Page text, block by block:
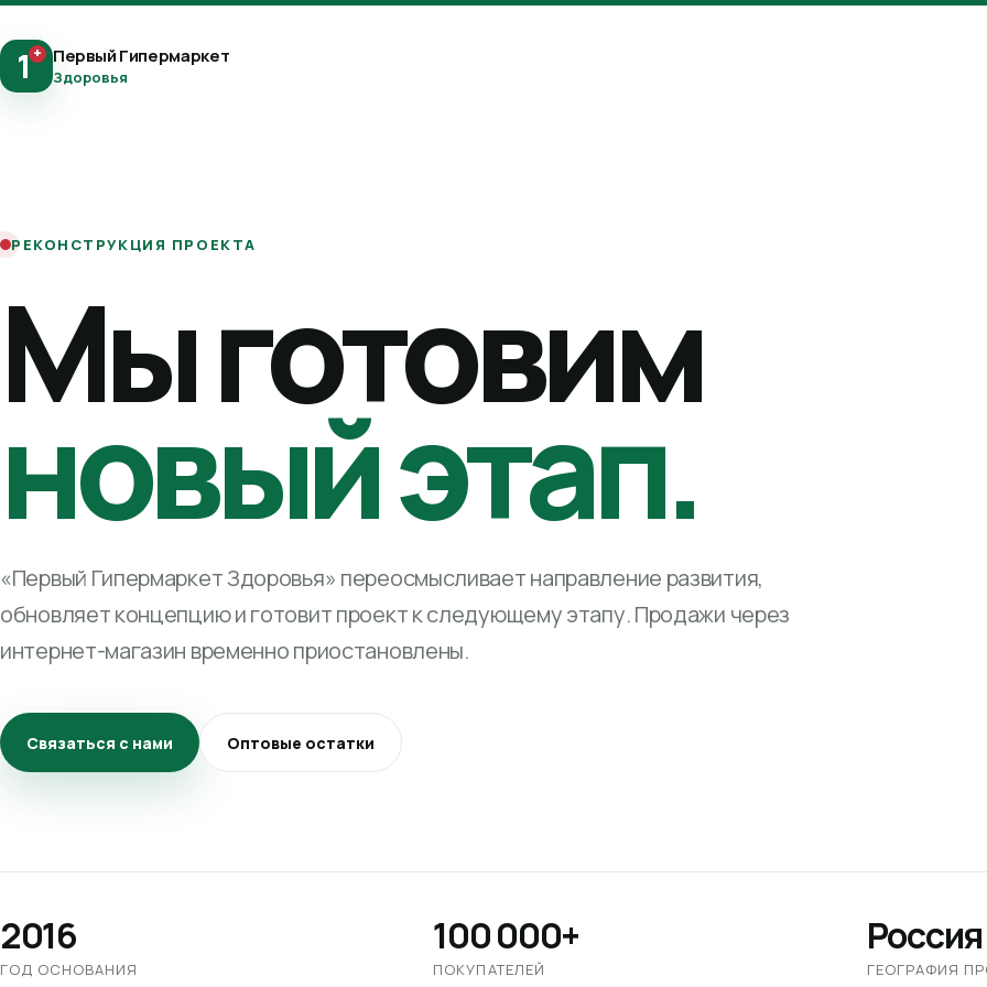
1+ Первый Гипермаркет
Здоровья
РЕКОНСТРУКЦИЯ ПРОЕКТА
Мы готовим
новый этап.
«Первый Гипермаркет Здоровья» переосмысливает направление развития,
обновляет концепцию и готовит проект к следующему этапу. Продажи через
интернет-магазин временно приостановлены.
Связаться с нами Оптовые остатки
2016
ГОД ОСНОВАНИЯ
100 000+
ПОКУПАТЕЛЕЙ
Россия
ГЕОГРАФИЯ